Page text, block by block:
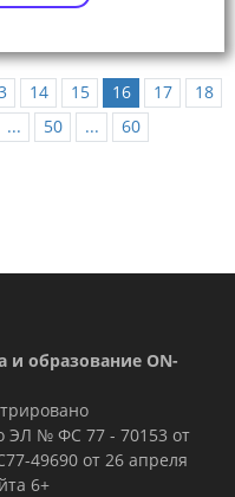
14 15 16 17
18
... 50 ...
60
и образование ON-
ЭЛ № ФС 77 - 70153 от
49690 от 26 апреля
6+